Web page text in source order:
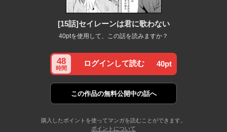
[15話]セイレーンは君に歌わない
40ptを使用して、この話を読みますか？
48
時間
ログインして読む 40pt
この作品の無料公開中の話へ
購入したポイントを使ってマンガを読むことができます。
ポイントについて